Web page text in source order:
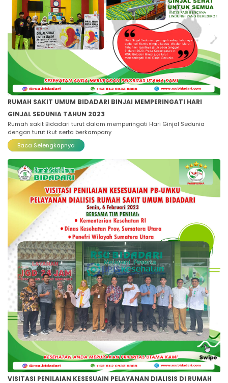
RUMAH SAKIT UMUM BIDADARI BINJAI MEMPERINGATI HARI
GINJAL SEDUNIA TAHUN 2023
Rumah sakit Bidadari turut dalam memperingati Hari Ginjal Sedunia
dengan turut ikut serta berkampany
Baca Selengkapnya
VISITASI PENILAIAN KESESUAIN PELAYANAN DIALISIS DI RUMAH